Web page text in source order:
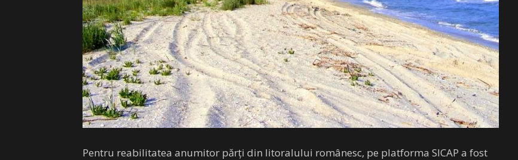
Pentru reabilitatea anumitor părţi din litoralului românesc, pe platforma SICAP a fost